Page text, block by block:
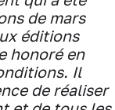
de mars
éditions
honoré en
Il
de réaliser